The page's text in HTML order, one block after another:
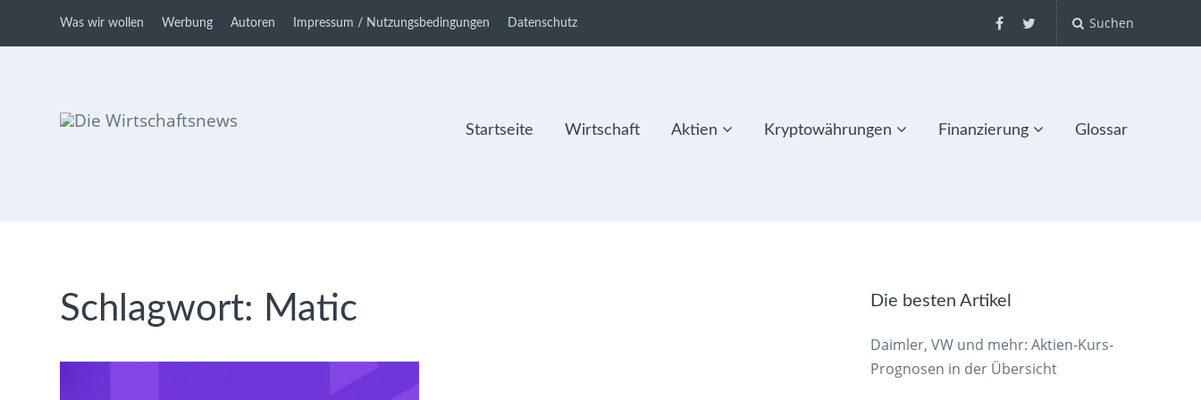
Was wir wollen Werbung Autoren Impressum / Nutzungsbedingungen Datenschutz Suchen
Startseite Wirtschaft Aktien Kryptowährungen Finanzierung Glossar
Schlagwort: Matic Die besten Artikel
Daimler, VW und mehr: Aktien-Kurs-
Prognosen in der Übersicht